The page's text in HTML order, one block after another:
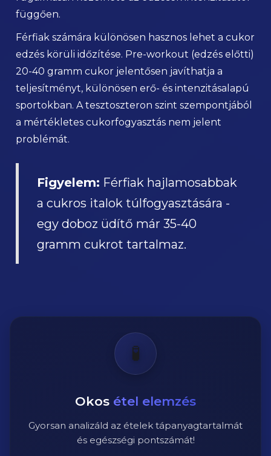
függően.
Férfiak számára különösen hasznos lehet a cukor
edzés körüli időzítése. Pre-workout (edzés előtti)
20-40 gramm cukor jelentősen javíthatja a
teljesítményt, különösen erő- és intenzitásalapú
sportokban. A tesztoszteron szint szempontjából
a mértékletes cukorfogyasztás nem jelent
problémát.
Figyelem: Férfiak hajlamosabbak
a cukros italok túlfogyasztására -
egy doboz üdítő már 35-40
gramm cukrot tartalmaz.
🧪
Okos étel elemzés
Gyorsan analizáld az ételek tápanyagtartalmát
és egészségi pontszámát!